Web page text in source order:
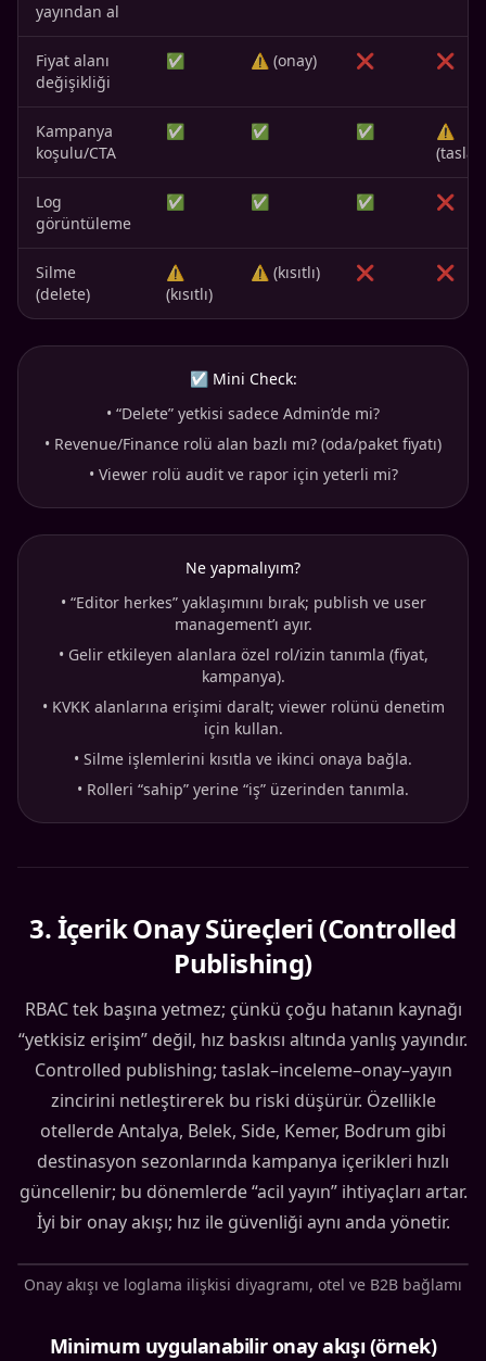
yayından al
Fiyat alanı
değişikliği
✅ ⚠️ (onay) ❌ ❌
Kampanya
koşulu/CTA
✅ ✅ ✅
⚠️
(taslak)
Log
görüntüleme
✅ ✅ ✅ ❌
Silme
(delete)
⚠️
(kısıtlı)
⚠️ (kısıtlı) ❌ ❌
☑ Mini Check:
• “Delete” yetkisi sadece Admin’de mi?
• Revenue/Finance rolü alan bazlı mı? (oda/paket fiyatı)
• Viewer rolü audit ve rapor için yeterli mi?
Ne yapmalıyım?
• “Editor herkes” yaklaşımını bırak; publish ve user
management’ı ayır.
• Gelir etkileyen alanlara özel rol/izin tanımla (fiyat,
kampanya).
• KVKK alanlarına erişimi daralt; viewer rolünü denetim
için kullan.
• Silme işlemlerini kısıtla ve ikinci onaya bağla.
• Rolleri “sahip” yerine “iş” üzerinden tanımla.
3.İçerik Onay Süreçleri (Controlled
Publishing)
RBAC tek başına yetmez; çünkü çoğu hatanın kaynağı
“yetkisiz erişim” değil, hız baskısı altında yanlış yayındır.
Controlled publishing; taslak–inceleme–onay–yayın
zincirini netleştirerek bu riski düşürür. Özellikle
otellerde Antalya, Belek, Side, Kemer, Bodrum gibi
destinasyon sezonlarında kampanya içerikleri hızlı
güncellenir; bu dönemlerde “acil yayın” ihtiyaçları artar.
İyi bir onay akışı; hız ile güvenliği aynı anda yönetir.
Onay akışı ve loglama ilişkisi diyagramı, otel ve B2B bağlamı
Minimum uygulanabilir onay akışı (örnek)